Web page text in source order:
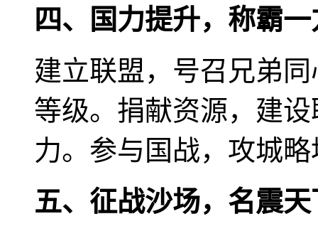
四、国力提升，称霸一
建立联盟，号召兄弟
等级。捐献资源，建
力。参与国战，攻城
五、征战沙场，名震天